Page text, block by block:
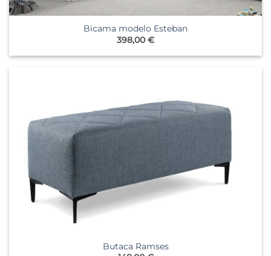
Bicama modelo Esteban
398,00€
Butaca Ramses